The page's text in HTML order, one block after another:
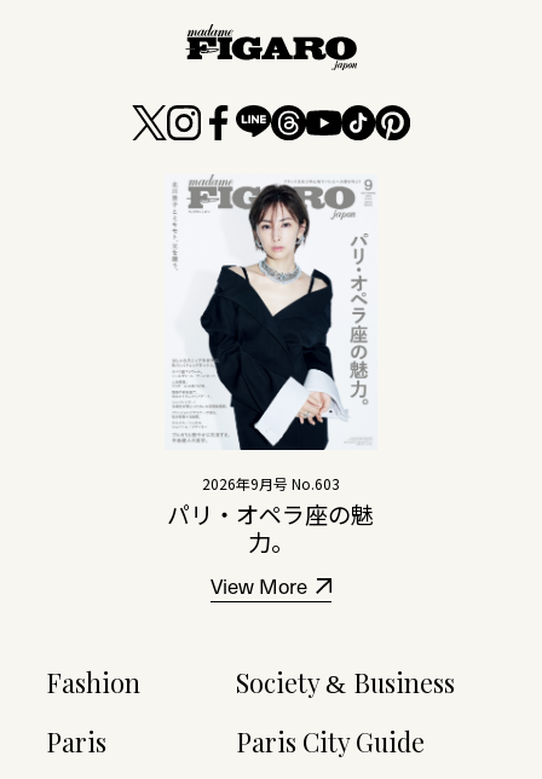
2026年9月号 No.603
パリ・オペラ座の魅
力。
View More
Fashion
Paris
Society& Business
Paris City Guide